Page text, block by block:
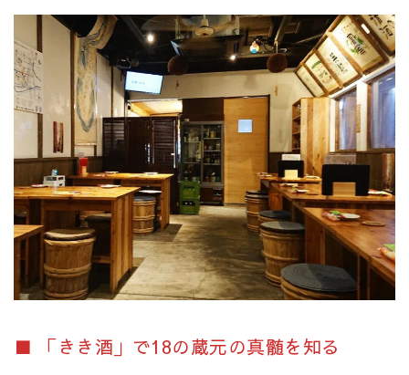
■ 「きき酒」で18の蔵元の真髄を知る